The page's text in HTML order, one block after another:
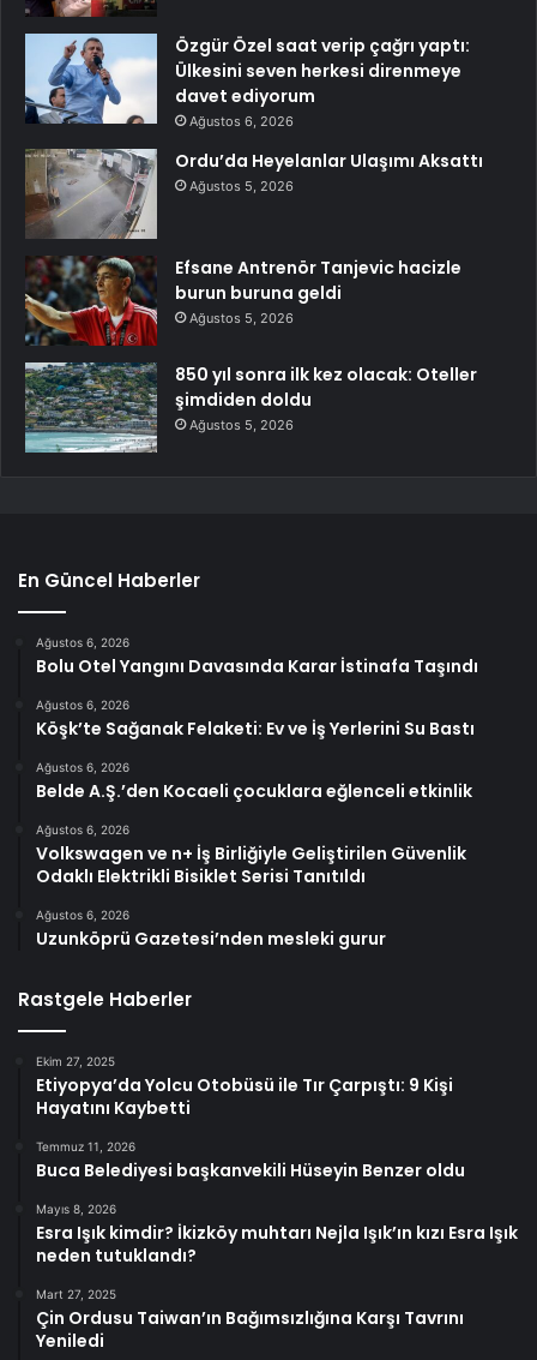
Özgür Özel saat verip çağrı yaptı:
Ülkesini seven herkesi direnmeye
davet ediyorum
Ağustos 6, 2026
Ordu’da Heyelanlar Ulaşımı Aksattı
Ağustos 5, 2026
Efsane Antrenör Tanjevic hacizle
burun buruna geldi
Ağustos 5, 2026
850 yıl sonra ilk kez olacak: Oteller
şimdiden doldu
Ağustos 5, 2026
En Güncel Haberler
Ağustos 6, 2026
Bolu Otel Yangını Davasında Karar İstinafa Taşındı
Ağustos 6, 2026
Köşk’te Sağanak Felaketi: Ev ve İş Yerlerini Su Bastı
Ağustos 6, 2026
Belde A.Ş.’den Kocaeli çocuklara eğlenceli etkinlik
Ağustos 6, 2026
Volkswagen ve n+ İş Birliğiyle Geliştirilen Güvenlik
Odaklı Elektrikli Bisiklet Serisi Tanıtıldı
Ağustos 6, 2026
Uzunköprü Gazetesi’nden mesleki gurur
Rastgele Haberler
Ekim 27, 2025
Etiyopya’da Yolcu Otobüsü ile Tır Çarpıştı: 9 Kişi
Hayatını Kaybetti
Temmuz 11, 2026
Buca Belediyesi başkanvekili Hüseyin Benzer oldu
Mayıs 8, 2026
Esra Işık kimdir? İkizköy muhtarı Nejla Işık’ın kızı Esra Işık
neden tutuklandı?
Mart 27, 2025
Çin Ordusu Taiwan’ın Bağımsızlığına Karşı Tavrını
Yeniledi